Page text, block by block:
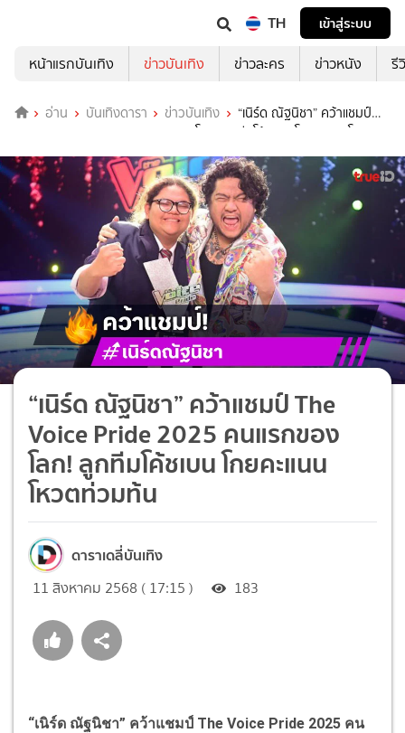
TH
เข้าสู่ระบบ
หน้าแรกบันเทิง
ข่าวบันเทิง ข่าวละคร ข่าวหนัง รี
อ่าน บันเทิงดารา ข่าวบันเทิง
“เนิร์ด ณัฐนิชา” คว้าแชมป์
The Voice Pride 2025 คนแรกของโลก! ลูกทีมโค้ชเบน โกยคะแนนโหวต
“เนิร์ด ณัฐนิชา” คว้าแชมป์ The
Voice Pride 2025 คนแรกของ
โลก! ลูกทีมโค้ชเบน โกยคะแนน
โหวตท่วมท้น
ดาราเดลี่บันเทิง
11 สิงหาคม 2568 ( 17:15 ) 183
“เนิร์ด ณัฐนิชา” คว้าแชมป์ The Voice Pride 2025 คน